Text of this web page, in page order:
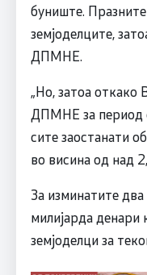
буниште.
земјоделците,
ДПМНЕ.
„Но, затоа
ДПМНЕ за период
сите заостанати
во висина од над
За изминатите
милијарда
земјоделци за